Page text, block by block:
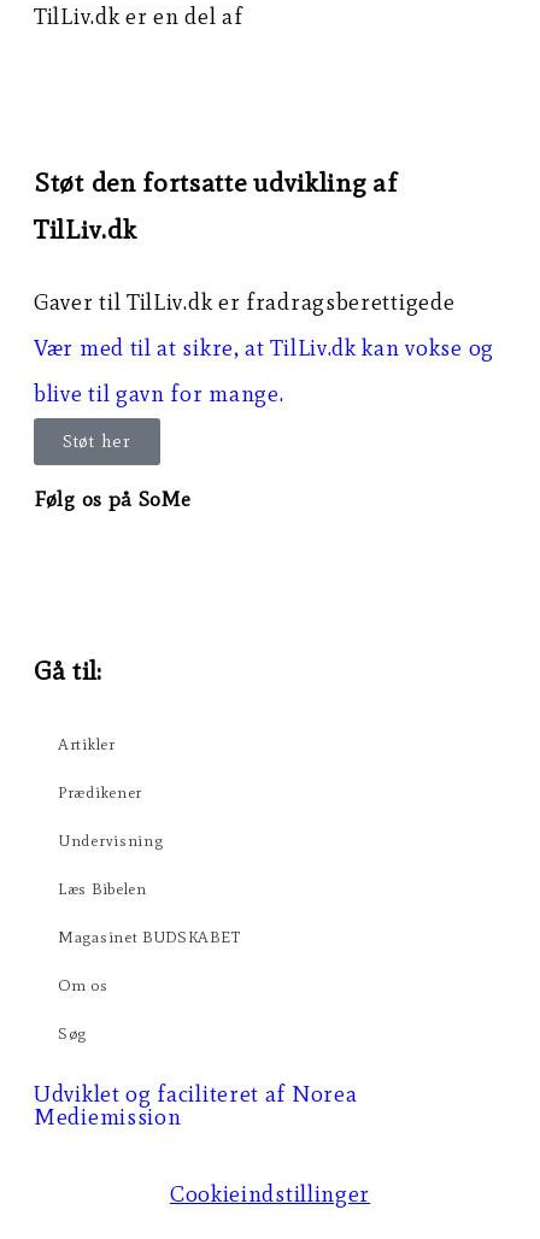
Gå til:
Artikler
Prædikener
Undervisning
Læs Bibelen
Magasinet BUDSKABET
Om os
Søg
Støt den fortsatte udvikling af
TilLiv.dk
Gaver til TilLiv.dk er fradragsberettigede
Vær med til at sikre, at TilLiv.dk kan vokse og
blive til gavn for mange.
Støt her
Følg os på SoMe
TilLiv.dk er en del af
Udviklet og faciliteret af Norea
Mediemission​​
Cookieindstillinger